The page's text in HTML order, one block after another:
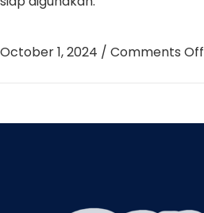
October 1, 2024 / Comments Off